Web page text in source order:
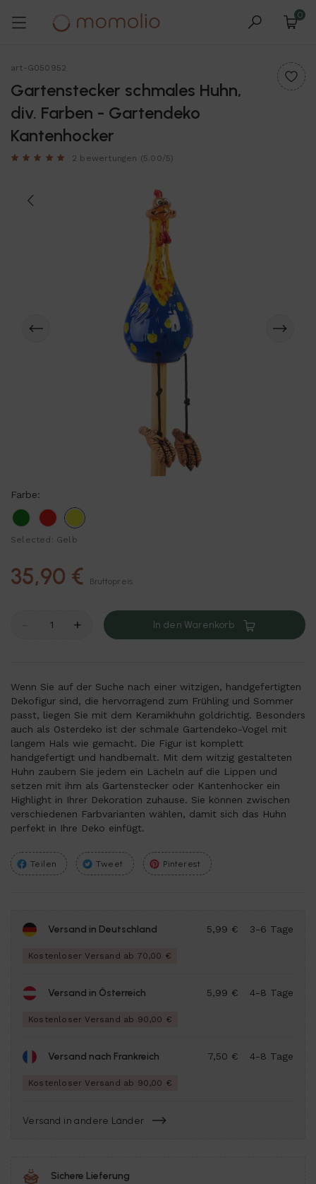
0
art-G050952
Gartenstecker schmales Huhn,
div. Farben - Gartendeko
Kantenhocker
2 bewertungen (5.00/5)
Farbe:
Grün
Rot Gelb
Selected: Gelb
35,90 € Bruttopreis
+ In den Warenkorb
Wenn Sie auf der Suche nach einer witzigen, handgefertigten
Dekofigur sind, die hervorragend zum Frühling und Sommer
passt, liegen Sie mit dem Keramikhuhn goldrichtig. Besonders
auch als Osterdeko ist der schmale Gartendeko-Vogel mit
langem Hals wie gemacht. Die Figur ist komplett
handgefertigt und handbemalt. Mit dem witzig gestalteten
Huhn zaubern Sie jedem ein Lächeln auf die Lippen und
setzen mit ihm als Gartenstecker oder Kantenhocker ein
Highlight in Ihrer Dekoration zuhause. Sie können zwischen
verschiedenen Farbvarianten wählen, damit sich das Huhn
perfekt in Ihre Deko einfügt.
Teilen Tweet Pinterest
Versand in Deutschland 3-6 Tage
5,99 €
Kostenloser Versand ab 70,00 €
Versand in Österreich 4-8 Tage
5,99 €
Kostenloser Versand ab 90,00 €
Versand nach Frankreich 4-8 Tage
7,50 €
Kostenloser Versand ab 90,00 €
Versand in andere Länder
Sichere Lieferung